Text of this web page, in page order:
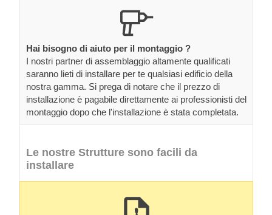
Hai bisogno di aiuto per il montaggio ?
I nostri partner di assemblaggio altamente qualificati
saranno lieti di installare per te qualsiasi edificio della
nostra gamma. Si prega di notare che il prezzo di
installazione è pagabile direttamente ai professionisti del
montaggio dopo che l'installazione è stata completata.
Le nostre Strutture sono facili da
installare